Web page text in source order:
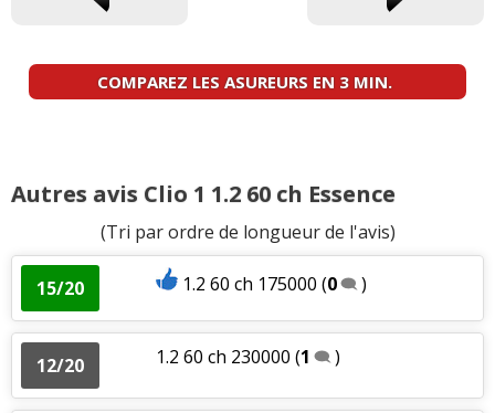
COMPAREZ LES ASUREURS EN 3 MIN.
Autres avis Clio 1 1.2 60 ch Essence
(Tri par ordre de longueur de l'avis)
15/20 1.2 60 ch 175000 (0 )
12/20 1.2 60 ch 230000 (1 )